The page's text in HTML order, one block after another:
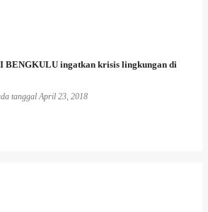
BENGKULU ingatkan krisis lingkungan di
tanggalApril 23, 2018